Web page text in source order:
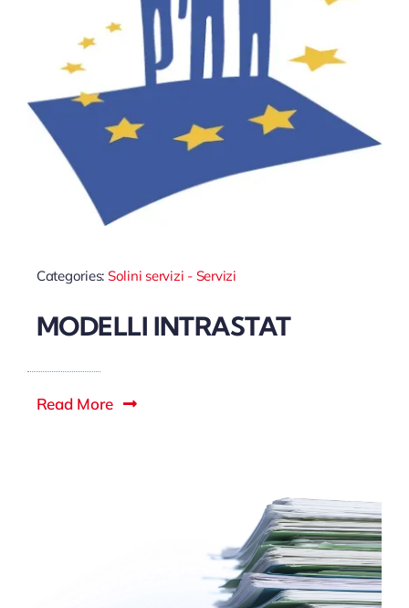
Categories: Solini servizi - Servizi
MODELLI INTRASTAT
Read More